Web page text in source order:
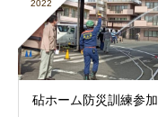
2022
砧ホーム防災訓練参加